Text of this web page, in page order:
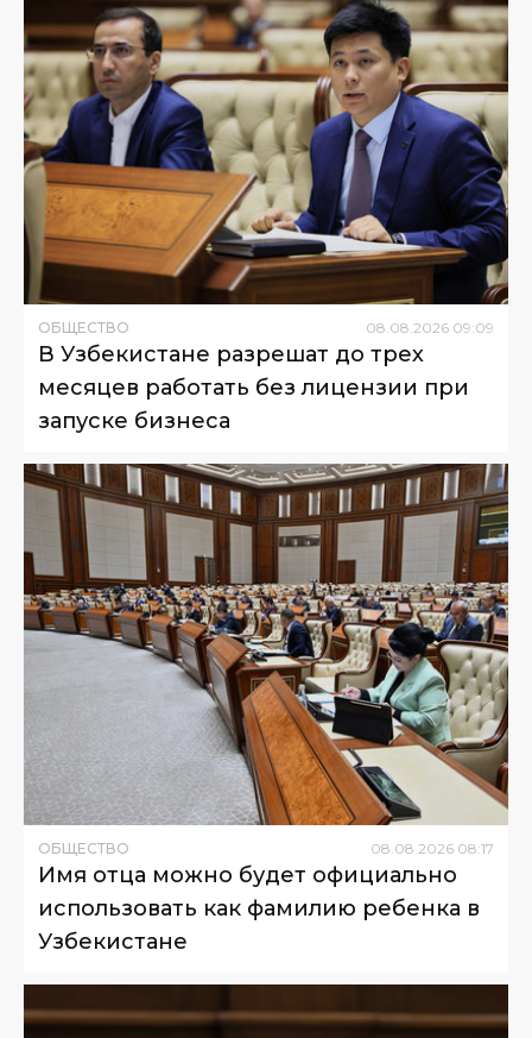
ОБЩЕСТВО 08 08 2026 09:09
В Узбекистане разрешат до трех
месяцев работать без лицензии при
запуске бизнеса
ОБЩЕСТВО 08 08 2026 08:17
Имя отца можно будет официально
использовать как фамилию ребенка в
Узбекистане